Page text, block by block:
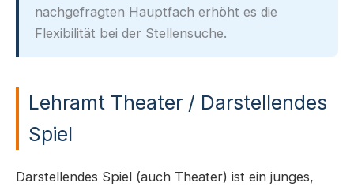
nachgefragten Hauptfach erhöht es die
Flexibilität bei der Stellensuche.
Lehramt Theater / Darstellendes
Spiel
Darstellendes Spiel (auch Theater) ist ein junges,